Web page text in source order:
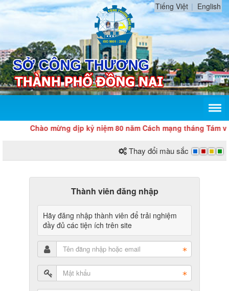
Tiếng Việt English
Chào mừng dịp kỷ niệm 80 năm Cách mạng tháng Tám và
Thay đổi màu sắc
Thành viên đăng nhập
Hãy đăng nhập thành viên để trải nghiệm
đầy đủ các tiện ích trên site